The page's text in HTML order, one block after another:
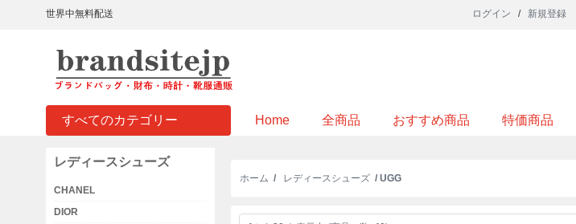
世界中無料配送 ログイン / 新規登録
すべてのカテゴリー Home 全商品 おすすめ商品 特価商品
レディースシューズ
CHANEL
DIOR
ホーム / レディースシューズ / UGG